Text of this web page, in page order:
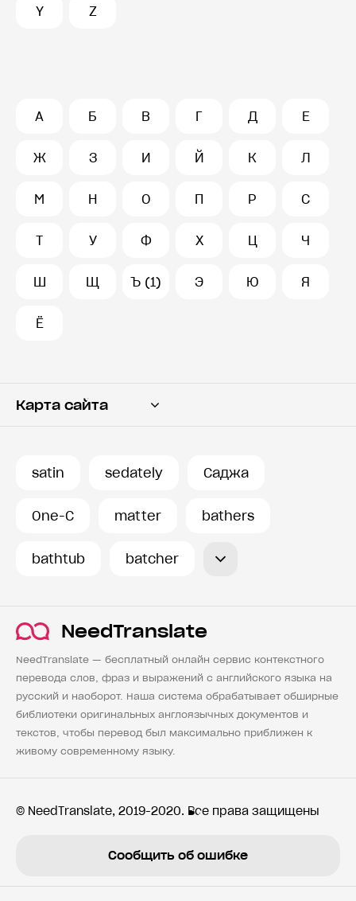
Y Z
А Б В Г Д Е
Ж З И Й К Л
М Н О П Р С
Т У Ф Х Ц Ч
Ш Щ Ъ (1) Э Ю Я
Ё
Карта сайта
satin sedately Саджа
One-C matter bathers
bathtub batcher
NeedTranslate
NeedTranslate — бесплатный онлайн сервис контекстного
перевода слов, фраз и выражений с английского языка на
русский и наоборот. Наша система обрабатывает обширные
библиотеки оригинальных англоязычных документов и
текстов, чтобы перевод был максимально приближен к
живому современному языку.
© NeedTranslate, 2019-2020. Все права защищены
Сообщить об ошибке